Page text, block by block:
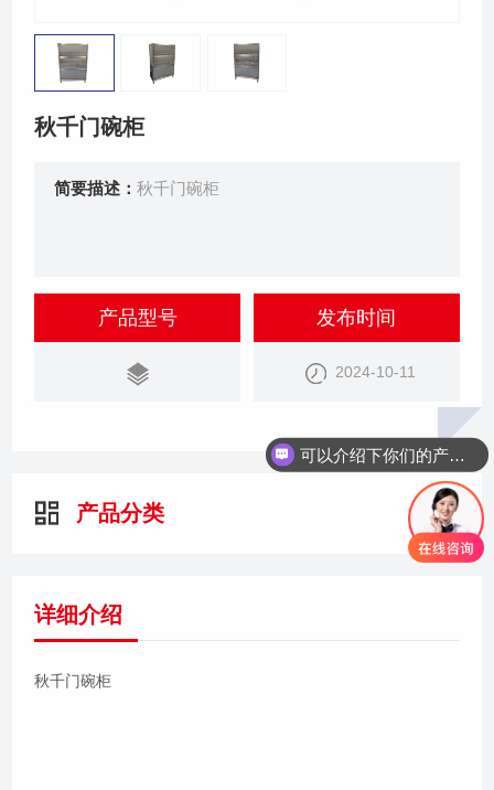
秋千门碗柜
简要描述：秋千门碗柜
产品型号 发布时间
2024-10-11
产品分类
详细介绍
秋千门碗柜
可以介绍下你们的产品么